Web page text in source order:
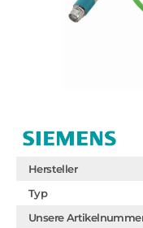
Hersteller
Typ
Unsere